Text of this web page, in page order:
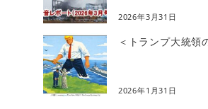
2026年3月31日
＜トランプ大統領
2026年1月31日